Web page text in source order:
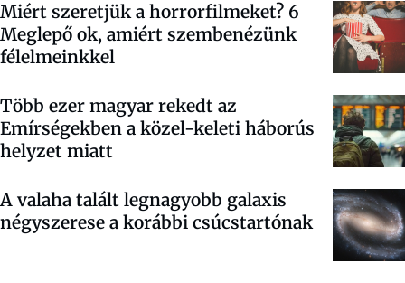
Miért szeretjük a horrorfilmeket? 6
Meglepő ok, amiért szembenézünk
félelmeinkkel
Több ezer magyar rekedt az
Emírségekben a közel-keleti háborús
helyzet miatt
A valaha talált legnagyobb galaxis
négyszerese a korábbi csúcstartónak